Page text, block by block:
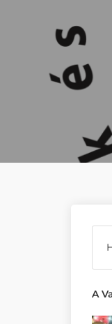
A